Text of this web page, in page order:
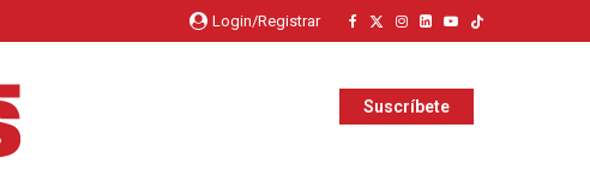
Login/Registrar
Suscríbete